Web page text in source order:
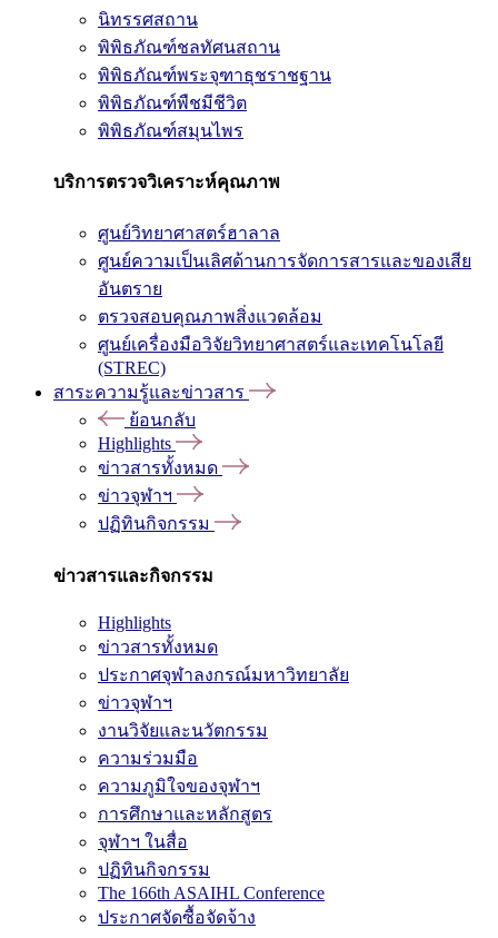
นิทรรศสถาน
พิพิธภัณฑ์ชลทัศนสถาน
พิพิธภัณฑ์พระจุฑาธุชราชฐาน
พิพิธภัณฑ์พืชมีชีวิต
พิพิธภัณฑ์สมุนไพร
บริการตรวจวิเคราะห์คุณภาพ
ศูนย์วิทยาศาสตร์ฮาลาล
ศูนย์ความเป็นเลิศด้านการจัดการสารและของเสีย
อันตราย
ตรวจสอบคุณภาพสิ่งแวดล้อม
ศูนย์เครื่องมือวิจัยวิทยาศาสตร์และเทคโนโลยี
(STREC)
สาระความรู้และข่าวสาร
ย้อนกลับ
Highlights
ข่าวสารทั้งหมด
ข่าวจุฬาฯ
ปฏิทินกิจกรรม
ข่าวสารและกิจกรรม
Highlights
ข่าวสารทั้งหมด
ประกาศจุฬาลงกรณ์มหาวิทยาลัย
ข่าวจุฬาฯ
งานวิจัยและนวัตกรรม
ความร่วมมือ
ความภูมิใจของจุฬาฯ
การศึกษาและหลักสูตร
จุฬาฯ ในสื่อ
ปฏิทินกิจกรรม
The 166th ASAIHL Conference
ประกาศจัดซื้อจัดจ้าง